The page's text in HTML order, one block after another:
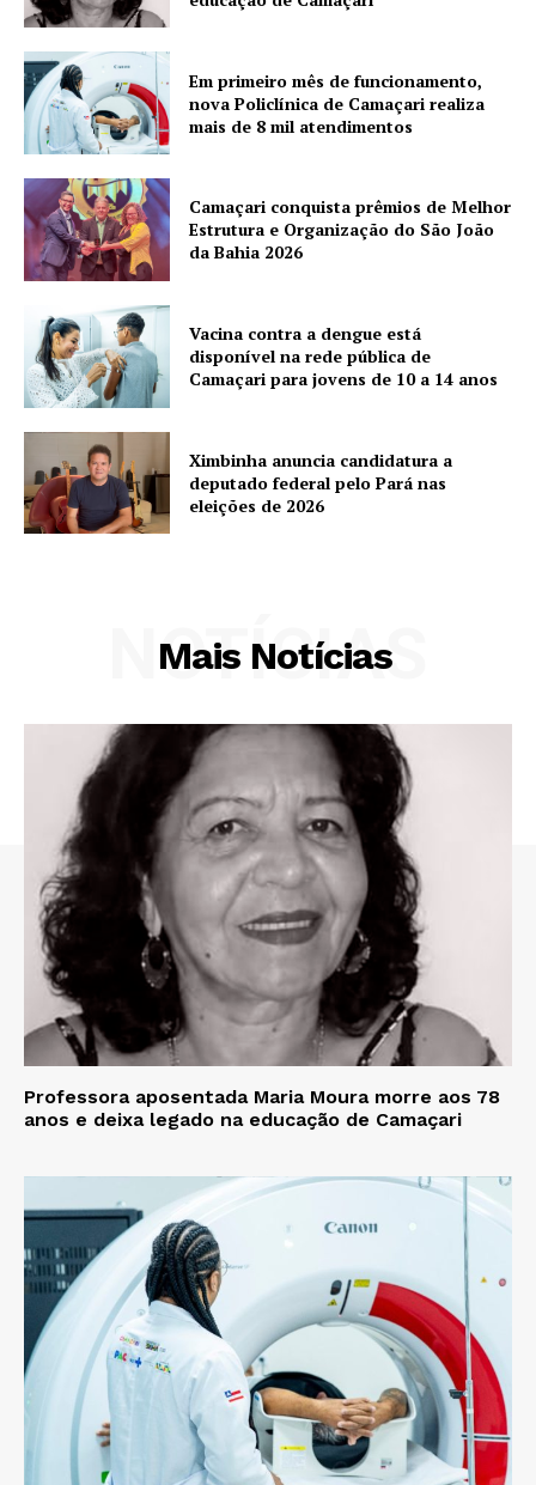
Em primeiro mês de funcionamento,
nova Policlínica de Camaçari realiza
mais de 8 mil atendimentos
Camaçari conquista prêmios de Melhor
Estrutura e Organização do São João
da Bahia 2026
Vacina contra a dengue está
disponível na rede pública de
Camaçari para jovens de 10 a 14 anos
Ximbinha anuncia candidatura a
deputado federal pelo Pará nas
eleições de 2026
Mais Notícias
NOTÍCIAS
Professora aposentada Maria Moura morre aos 78
anos e deixa legado na educação de Camaçari